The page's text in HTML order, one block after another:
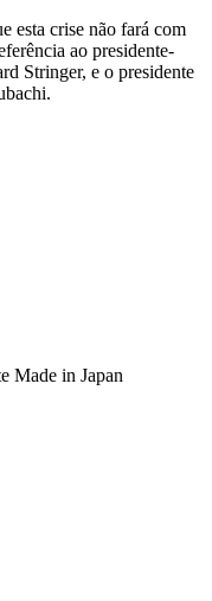
esta crise não fará com
ao presidente-
Stringer, e o presidente
Made in Japan